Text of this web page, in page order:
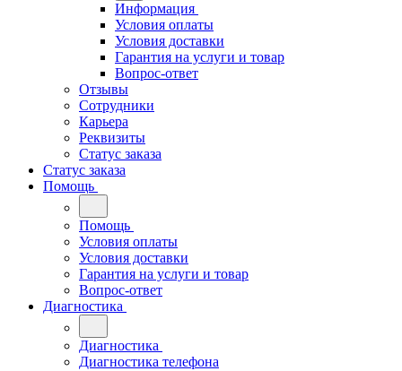
Информация
Условия оплаты
Условия доставки
Гарантия на услуги и товар
Вопрос-ответ
Отзывы
Сотрудники
Карьера
Реквизиты
Статус заказа
Статус заказа
Помощь
Помощь
Условия оплаты
Условия доставки
Гарантия на услуги и товар
Вопрос-ответ
Диагностика
Диагностика
Диагностика телефона